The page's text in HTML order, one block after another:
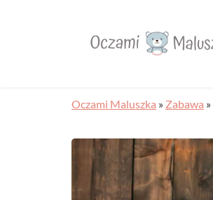
Oczami Maluszka » Zabawa »